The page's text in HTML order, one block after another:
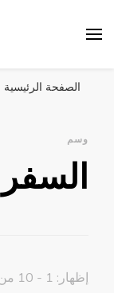
الصفحة الرئيسية
وسم
السفر
إظهار: 1 - 10 من 70 نتائج